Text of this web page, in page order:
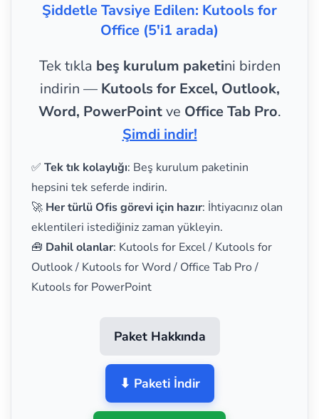
Şiddetle Tavsiye Edilen: Kutools for
Office (5'i1 arada)
Tek tıkla beş kurulum paketini birden
indirin — Kutools for Excel, Outlook,
Word, PowerPointve Office Tab Pro.
Şimdi indir!
✅ Tek tık kolaylığı: Beş kurulum paketinin
hepsini tek seferde indirin.
🚀 Her türlü Ofis görevi için hazır: İhtiyacınız olan
eklentileri istediğiniz zaman yükleyin.
🧰 Dahil olanlar: Kutools for Excel / Kutools for
Outlook / Kutools for Word / Office Tab Pro /
Kutools for PowerPoint
Paket Hakkında
⬇ Paketi İndir